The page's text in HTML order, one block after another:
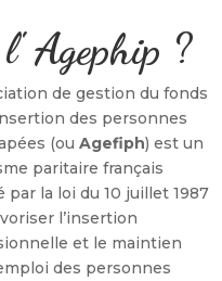
Agephip ?
de gestion du fonds
des personnes
(ou Agefiph) est un
paritaire français
par la loi du 10 juillet 1987
l’insertion
et le maintien
des personnes